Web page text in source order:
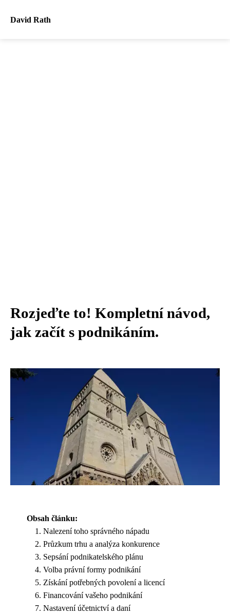
David Rath
Rozjeďte to! Kompletní návod,
jak začít s podnikáním.
Obsah článku:
Nalezení toho správného nápadu
Průzkum trhu a analýza konkurence
Sepsání podnikatelského plánu
Volba právní formy podnikání
Získání potřebných povolení a licencí
Financování vašeho podnikání
Nastavení účetnictví a daní